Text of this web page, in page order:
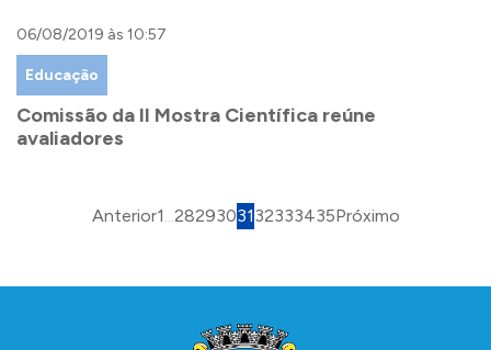
06/08/2019 às 10:57
Educação
Comissão da II Mostra Científica reúne
avaliadores
Anterior1...2829303132333435Próximo